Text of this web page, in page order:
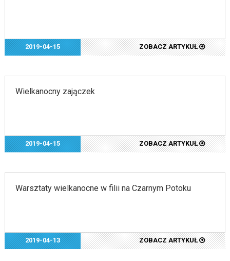
2019-04-15 ZOBACZ ARTYKUŁ
Wielkanocny zajączek
2019-04-15 ZOBACZ ARTYKUŁ
Warsztaty wielkanocne w filii na Czarnym Potoku
2019-04-13 ZOBACZ ARTYKUŁ